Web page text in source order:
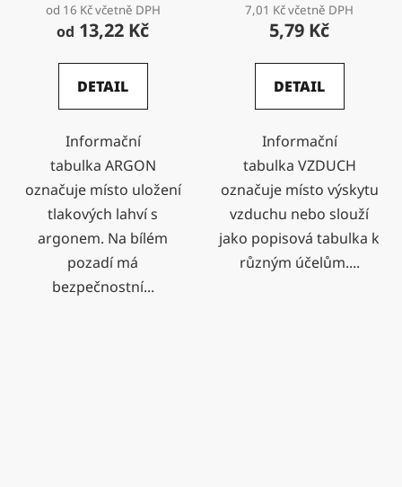
od 16 Kč včetně DPH
od 13,22 Kč
DETAIL
Informační
tabulka ARGON
označuje místo uložení
tlakových lahví s
argonem. Na bílém
pozadí má
bezpečnostní...
7,01 Kč včetně DPH
5,79 Kč
DETAIL
Informační
tabulka VZDUCH
označuje místo výskytu
vzduchu nebo slouží
jako popisová tabulka k
různým účelům....